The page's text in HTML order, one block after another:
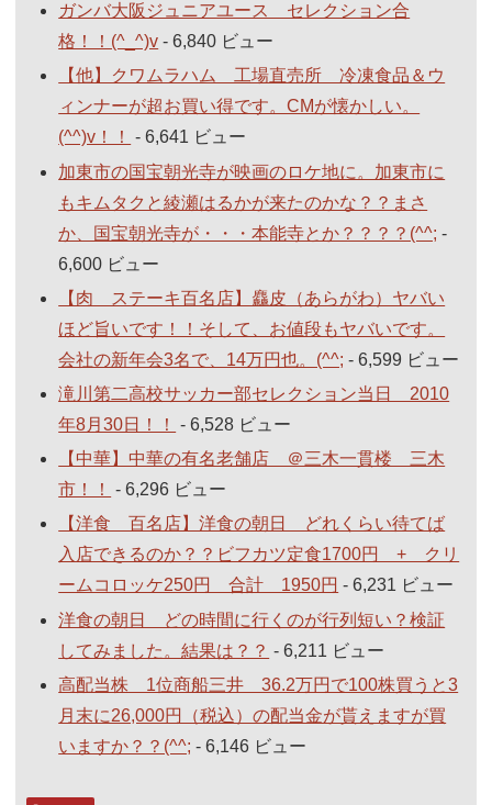
ガンバ大阪ジュニアユース セレクション合
格！！(^_^)v - 6,840 ビュー
【他】クワムラハム 工場直売所 冷凍食品＆ウ
ィンナーが超お買い得です。CMが懐かしい。
(^^)v！！
- 6,641 ビュー
加東市の国宝朝光寺が映画のロケ地に。加東市に
もキムタクと綾瀬はるかが来たのかな？？まさ
か、国宝朝光寺が・・・本能寺とか？？？？(^^; -
6,600 ビュー
【肉 ステーキ百名店】麤皮（あらがわ）ヤバい
ほど旨いです！！そして、お値段もヤバいです。
会社の新年会3名で、14万円也。(^^; - 6,599 ビュー
滝川第二高校サッカー部セレクション当日 2010
年8月30日！！
- 6,528 ビュー
【中華】中華の有名老舗店 ＠三木一貫楼 三木
市！！
- 6,296 ビュー
【洋食 百名店】洋食の朝日 どれくらい待てば
入店できるのか？？ビフカツ定食1700円 + クリ
ームコロッケ250円 合計 1950円 - 6,231 ビュー
洋食の朝日 どの時間に行くのが行列短い？検証
してみました。結果は？？ - 6,211 ビュー
高配当株 1位商船三井 36.2万円で100株買うと3
月末に26,000円（税込）の配当金が貰えますが買
いますか？？(^^; - 6,146 ビュー